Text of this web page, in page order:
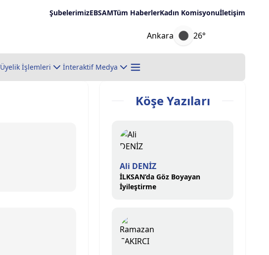
ŞubelerimizEBSAMTüm HaberlerKadın Komisyonuİletişim
Ankara 26°
Üyelik İşlemleri İnteraktif Medya
Köşe Yazıları
Ali DENİZ
İLKSAN’da Göz Boyayan
İyileştirme